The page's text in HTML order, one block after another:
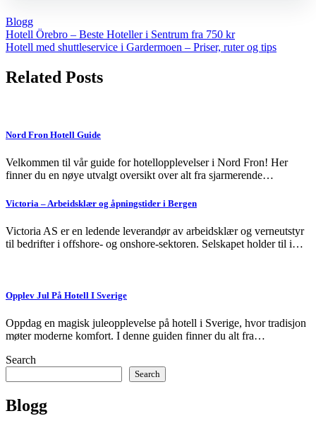
Blogg
Post
navigation
Hotell Örebro – Beste Hoteller i Sentrum fra 750 kr
Hotell med shuttleservice i Gardermoen – Priser, ruter og tips
Related Posts
Nord Fron Hotell Guide
Velkommen til vår guide for hotellopplevelser i Nord Fron! Her
finner du en nøye utvalgt oversikt over alt fra sjarmerende…
Victoria – Arbeidsklær og åpningstider i Bergen
Victoria AS er en ledende leverandør av arbeidsklær og verneutstyr
til bedrifter i offshore- og onshore-sektoren. Selskapet holder til i…
Opplev Jul På Hotell I Sverige
Oppdag en magisk juleopplevelse på hotell i Sverige, hvor tradisjon
møter moderne komfort. I denne guiden finner du alt fra…
Search
Search
Blogg